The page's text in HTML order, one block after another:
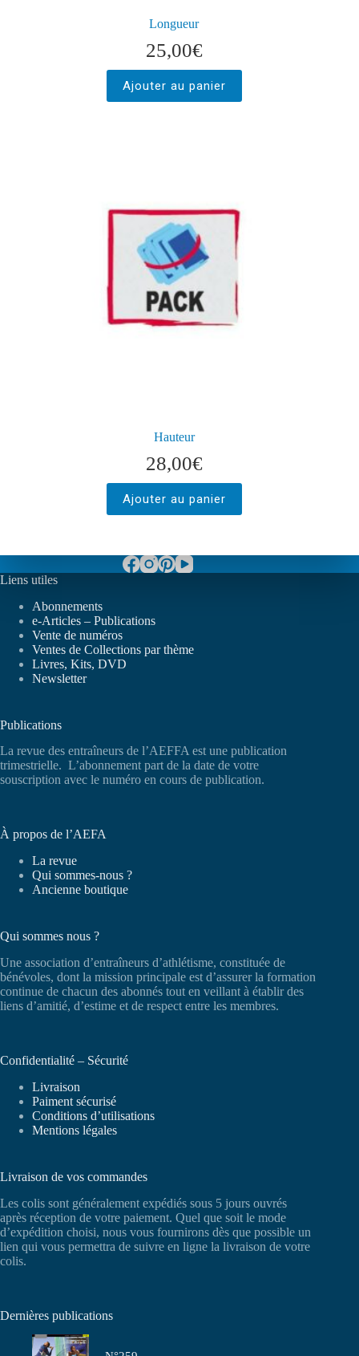
Longueur
25,00€
Ajouter au panier
Hauteur
28,00€
Ajouter au panier
Liens utiles
Abonnements
e-Articles – Publications
Vente de numéros
Ventes de Collections par thème
Livres, Kits, DVD
Newsletter
Publications
La revue des entraîneurs de l’AEFFA est une publication
trimestrielle. L’abonnement part de la date de votre
souscription avec le numéro en cours de publication.
À propos de l’AEFA
La revue
Qui sommes-nous ?
Ancienne boutique
Qui sommes nous ?
Une association d’entraîneurs d’athlétisme, constituée de
bénévoles, dont la mission principale est d’assurer la formation
continue de chacun des abonnés tout en veillant à établir des
liens d’amitié, d’estime et de respect entre les membres.
Confidentialité – Sécurité
Livraison
Paiment sécurisé
Conditions d’utilisations
Mentions légales
Livraison de vos commandes
Les colis sont généralement expédiés sous 5 jours ouvrés
après réception de votre paiement. Quel que soit le mode
d’expédition choisi, nous vous fournirons dès que possible un
lien qui vous permettra de suivre en ligne la livraison de votre
colis.
Dernières publications